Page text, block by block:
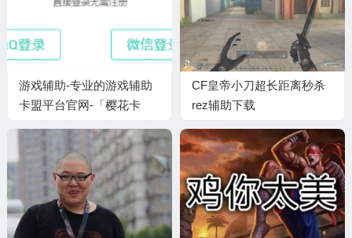
游戏辅助-专业的游戏辅助
卡盟平台官网-「樱花卡
CF皇帝小刀超长距离秒杀
rez辅助下载